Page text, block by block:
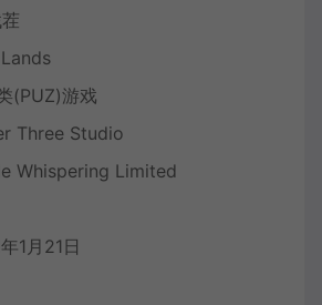
(PUZ)游戏
Three Studio
Whispering Limited
1月21日